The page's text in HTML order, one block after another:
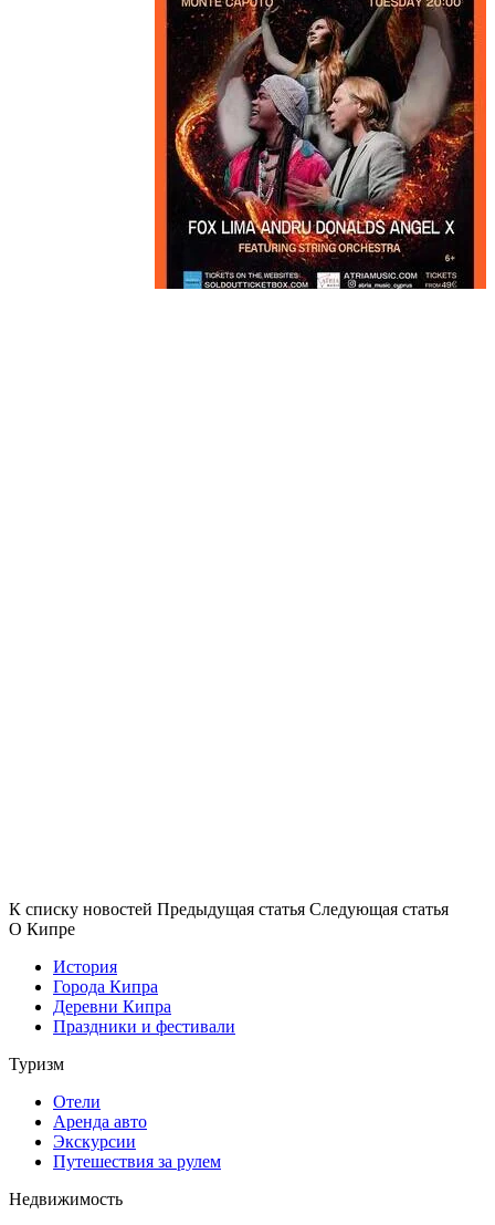
К списку новостей Предыдущая статья Следующая статья
О Кипре
История
Города Кипра
Деревни Кипра
Праздники и фестивали
Туризм
Отели
Аренда авто
Экскурсии
Путешествия за рулем
Недвижимость